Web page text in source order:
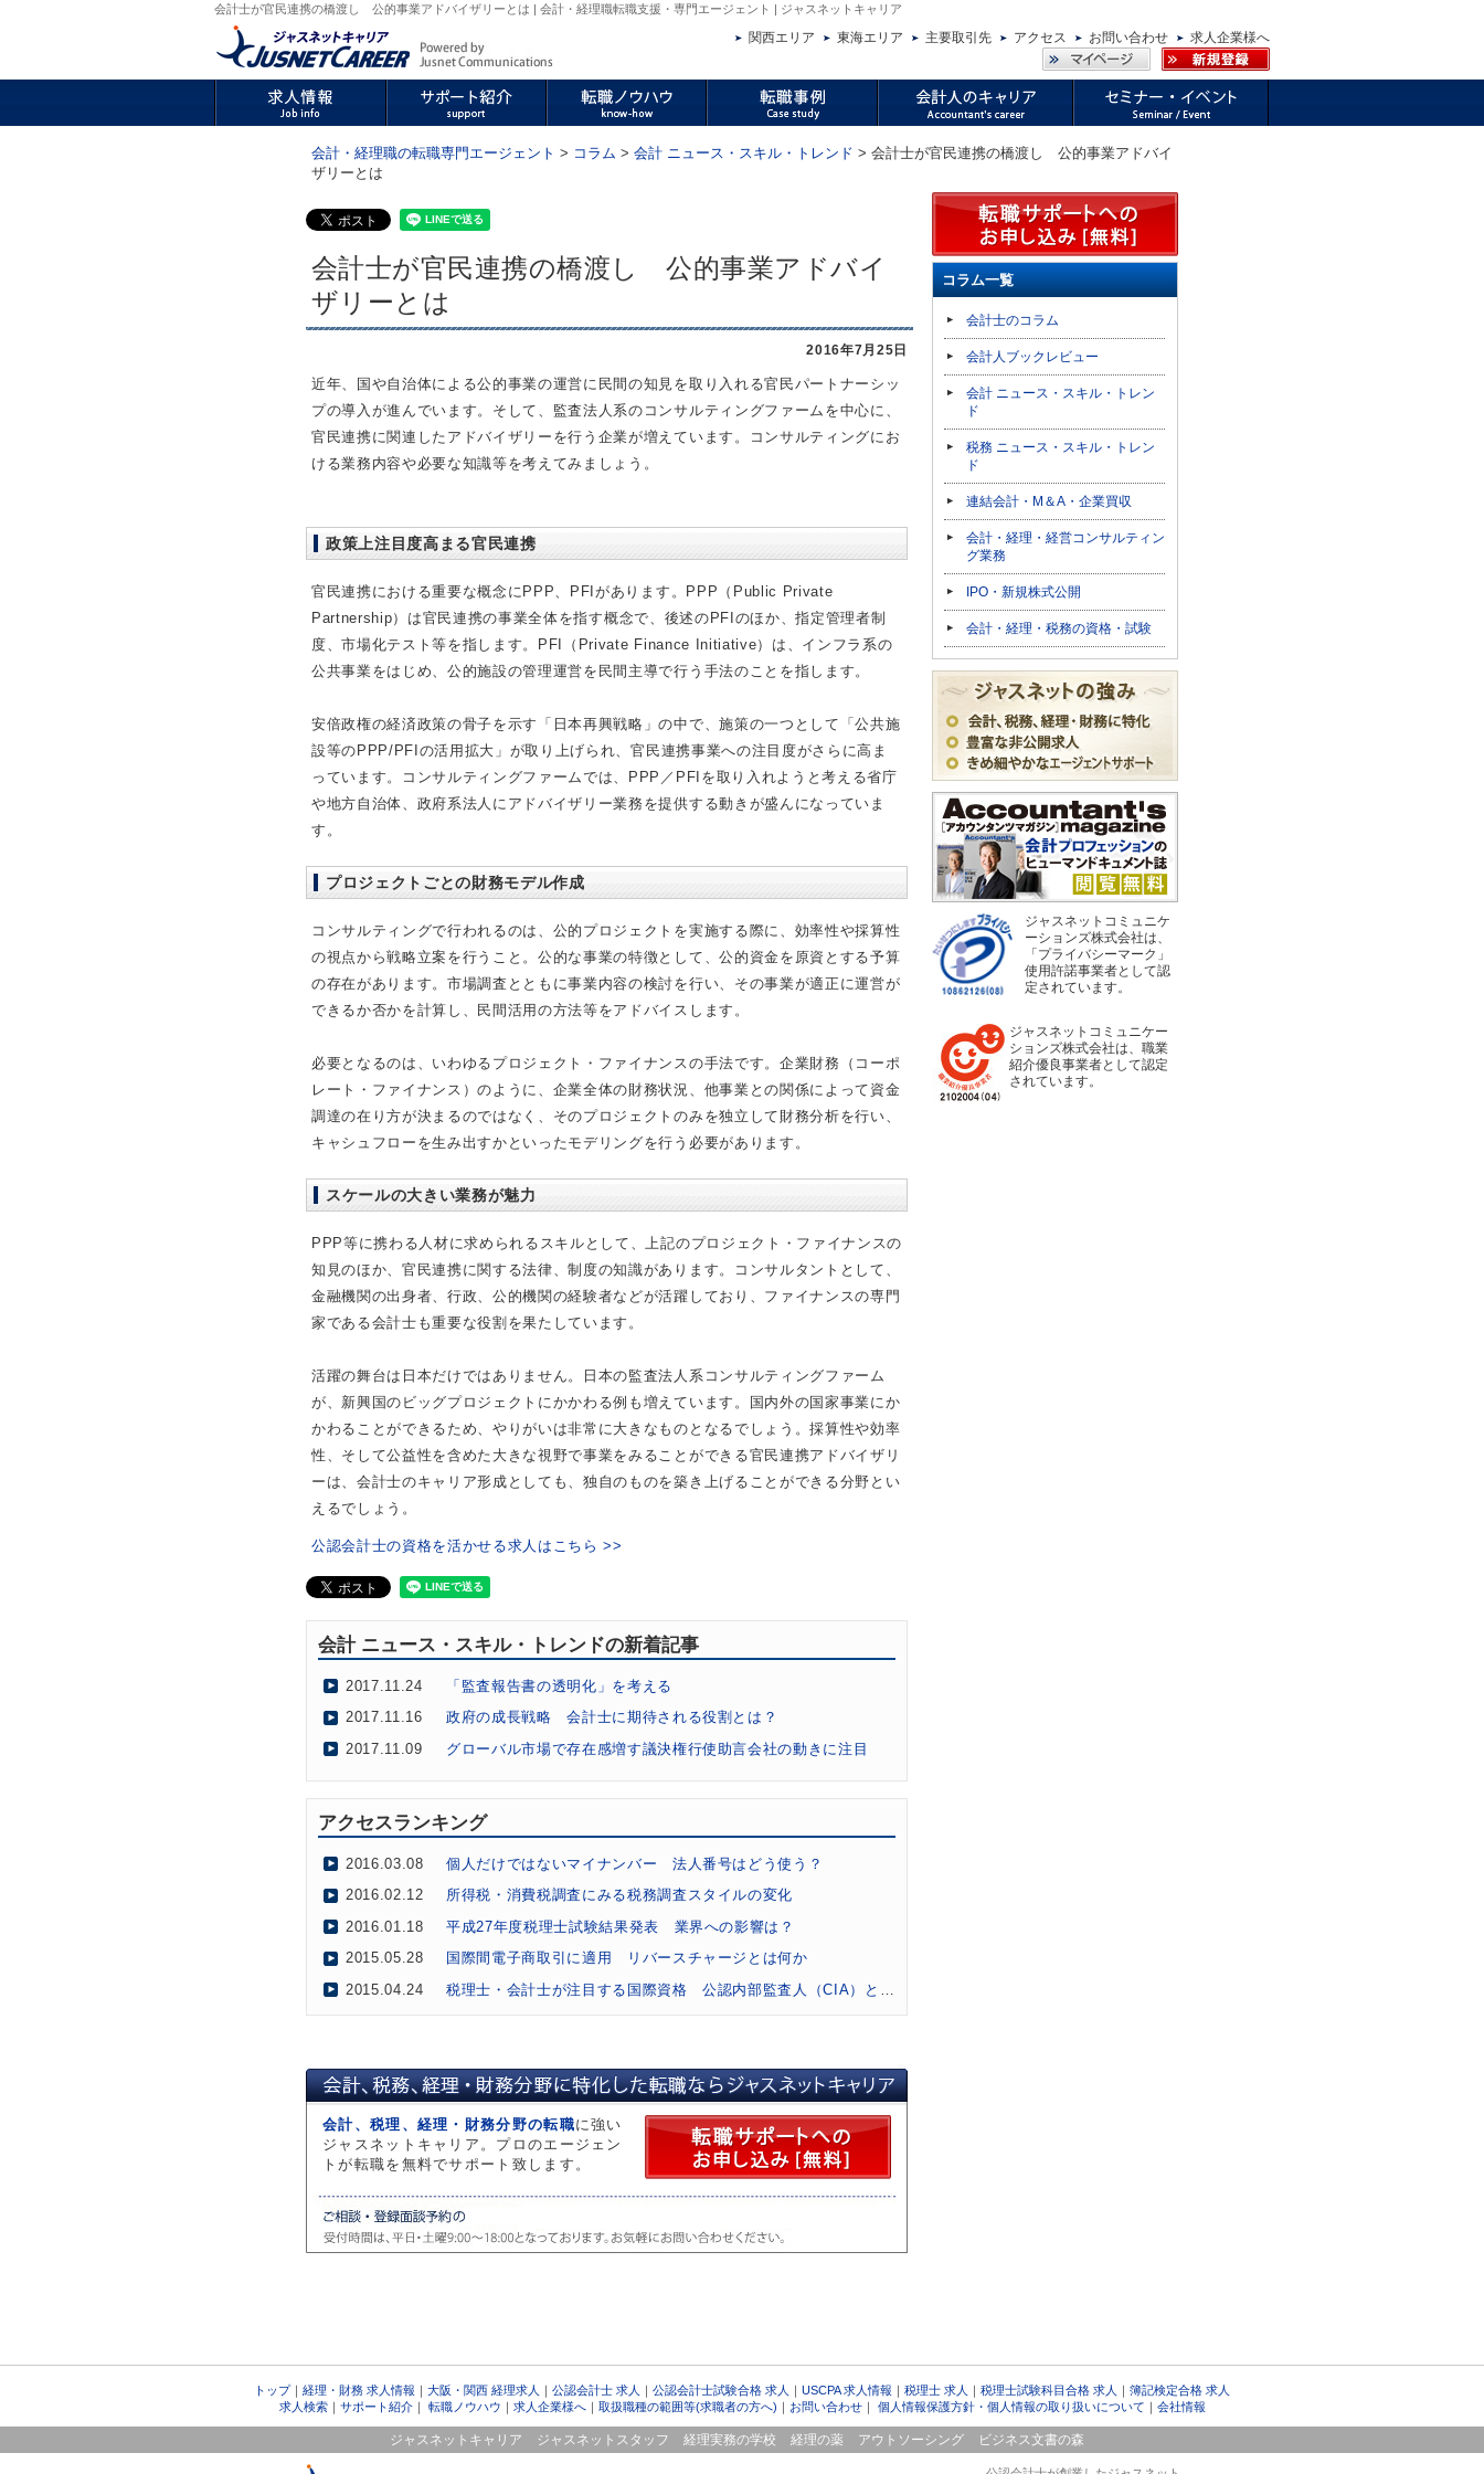
会計士が官民連携の橋渡し 公的事業アドバイザリーとは | 会計・経理職転職支援・専門エージェント | ジャスネットキャリア
求人企業様へ
お問い合わせ
アクセス
主要取引先
東海エリア
関西エリア
会計・経理職の転職専門エージェント > コラム > 会計 ニュース・スキル・トレンド > 会計士が官民連携の橋渡し 公的事業アドバイ
ザリーとは
会計士が官民連携の橋渡し 公的事業アドバイ
ザリーとは
2016年7月25日
近年、国や自治体による公的事業の運営に民間の知見を取り入れる官民パートナーシッ
プの導入が進んでいます。そして、監査法人系のコンサルティングファームを中心に、
官民連携に関連したアドバイザリーを行う企業が増えています。コンサルティングにお
ける業務内容や必要な知識等を考えてみましょう。
政策上注目度高まる官民連携
官民連携における重要な概念にPPP、PFIがあります。PPP（Public Private
Partnership）は官民連携の事業全体を指す概念で、後述のPFIのほか、指定管理者制
度、市場化テスト等を指します。PFI（Private Finance Initiative）は、インフラ系の
公共事業をはじめ、公的施設の管理運営を民間主導で行う手法のことを指します。
安倍政権の経済政策の骨子を示す「日本再興戦略」の中で、施策の一つとして「公共施
設等のPPP/PFIの活用拡大」が取り上げられ、官民連携事業への注目度がさらに高ま
っています。コンサルティングファームでは、PPP／PFIを取り入れようと考える省庁
や地方自治体、政府系法人にアドバイザリー業務を提供する動きが盛んになっていま
す。
プロジェクトごとの財務モデル作成
コンサルティングで行われるのは、公的プロジェクトを実施する際に、効率性や採算性
の視点から戦略立案を行うこと。公的な事業の特徴として、公的資金を原資とする予算
の存在があります。市場調査とともに事業内容の検討を行い、その事業が適正に運営が
できるか否かを計算し、民間活用の方法等をアドバイスします。
必要となるのは、いわゆるプロジェクト・ファイナンスの手法です。企業財務（コーポ
レート・ファイナンス）のように、企業全体の財務状況、他事業との関係によって資金
調達の在り方が決まるのではなく、そのプロジェクトのみを独立して財務分析を行い、
キャシュフローを生み出すかといったモデリングを行う必要があります。
スケールの大きい業務が魅力
PPP等に携わる人材に求められるスキルとして、上記のプロジェクト・ファイナンスの
知見のほか、官民連携に関する法律、制度の知識があります。コンサルタントとして、
金融機関の出身者、行政、公的機関の経験者などが活躍しており、ファイナンスの専門
家である会計士も重要な役割を果たしています。
活躍の舞台は日本だけではありません。日本の監査法人系コンサルティングファーム
が、新興国のビッグプロジェクトにかかわる例も増えています。国内外の国家事業にか
かわることができるため、やりがいは非常に大きなものとなるでしょう。採算性や効率
性、そして公益性を含めた大きな視野で事業をみることができる官民連携アドバイザリ
ーは、会計士のキャリア形成としても、独自のものを築き上げることができる分野とい
えるでしょう。
公認会計士の資格を活かせる求人はこちら >>
会計 ニュース・スキル・トレンドの新着記事
2017.11.24
「監査報告書の透明化」を考える
2017.11.16
政府の成長戦略 会計士に期待される役割とは？
2017.11.09
グローバル市場で存在感増す議決権行使助言会社の動きに注目
2017.10.11
仮想通貨と会計・税務の最新事情 会計士業務への影響は？
2017.10.03
クラウドファンディングの会計税務とコンサル事情
2017.09.05
「ザ・コンサルタント」でも描写 会計士の財務調査業務の価値の高さ
2017.08.30
社会福祉法人への会計監査人による監査導入で高まる需要
2017.08.01
会計士注目 財務会計基準機構が「国際会計人材ネットワーク」設立
2017.06.27
会計士の注目スキル 「フォレンジック」業務とは何か？
2017.06.19
国際機関の事務局設置 日本IFIARネットワークの意義とは？
2017.05.22
中企庁「事業承継ガイドライン」をM&A業務に活かす
2017.04.17
合格者9年ぶり増加 平成28年公認会計士試験と業界の動向
2017.03.21
NPV、IRRとは？会計士が重視する投資採択基準
2017.03.13
会計士のアドバイスが「内部留保」の考え方を変える
2017.02.06
地方創生との関係は？中小企業M&Aの課題と可能性を探る
2017.01.30
M&A&Dとは？ 会社再編手法としての事業分離に注目
2016.11.14
会計士の税理士資格付与要件の厳格化を前向きにとらえる
2016.10.31
2016年上半期レポート（首都圏）
アクセスランキング
2016.03.08
個人だけではないマイナンバー 法人番号はどう使う？
2016.02.12
所得税・消費税調査にみる税務調査スタイルの変化
2016.01.18
平成27年度税理士試験結果発表 業界への影響は？
2015.05.28
国際間電子商取引に適用 リバースチャージとは何か
2015.04.24
税理士・会計士が注目する国際資格 公認内部監査人（CIA）とは？
会計、税理、経理・財務分野の転職に強い
ジャスネットキャリア。プロのエージェン
トが転職を無料でサポート致します。
コラム一覧
会計士のコラム
会計人ブックレビュー
会計 ニュース・スキル・トレン
ド
税務 ニュース・スキル・トレン
ド
連結会計・M＆A・企業買収
会計・経理・経営コンサルティン
グ業務
IPO・新規株式公開
会計・経理・税務の資格・試験
ジャスネットコミュニケ
ーションズ株式会社は、
「プライバシーマーク」
使用許諾事業者として認
定されています。
ジャスネットコミュニケー
ションズ株式会社は、職業
紹介優良事業者として認定
されています。
トップ｜ 経理・財務 求人情報 ｜ 大阪・関西 経理求人 ｜ 公認会計士 求人 ｜ 公認会計士試験合格 求人 ｜ USCPA 求人情報 ｜ 税理士 求人 ｜ 税理士試験科目合格 求人 ｜ 簿記検定合格 求人
求人検索｜ サポート紹介｜ 転職ノウハウ ｜ 求人企業様へ｜ 取扱職種の範囲等(求職者の方へ) ｜ お問い合わせ｜ 個人情報保護方針・個人情報の取り扱いについて ｜ 会社情報
ジャスネットキャリア ジャスネットスタッフ 経理実務の学校 経理の薬 アウトソーシング ビジネス文書の森